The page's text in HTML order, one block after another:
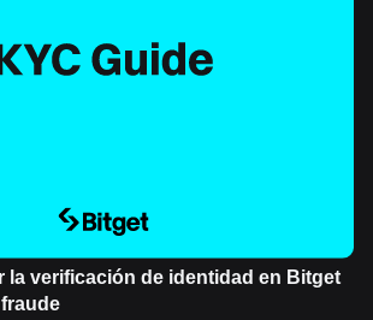
la verificación de identidad en Bitget